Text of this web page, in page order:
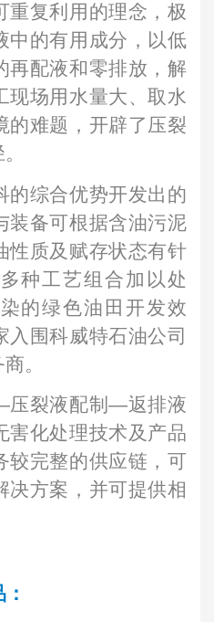
重复利用的理念，极
中的有用成分，以低
再配液和零排放，解
现场用水量大、取水
的难题，开辟了压裂
的综合优势开发出的
装备可根据含油污泥
性质及赋存状态有针
种工艺组合加以处
的绿色油田开发效
入围科威特石油公司
。
压裂液配制—返排液
化处理技术及产品
较完整的供应链，可
决方案，并可提供相